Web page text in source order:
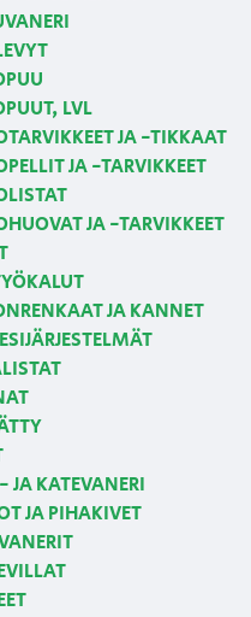
LVL
JA -TIKKAAT
JA -TARVIKKEET
JA -TARVIKKEET
JA KANNET
JA KATEVANERI
JA PIHAKIVET